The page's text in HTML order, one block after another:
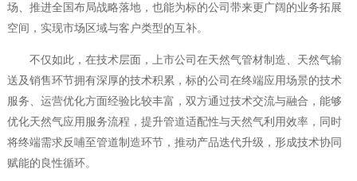
场、推进全国布局战略落地，也能为标的公司带来更广阔的业务拓展
空间，实现市场区域与客户类型的互补。
不仅如此，在技术层面，上市公司在天然气管材制造、天然气输
送及销售环节拥有深厚的技术积累，标的公司在终端应用场景的技术
服务、运营优化方面经验比较丰富，双方通过技术交流与融合，能够
优化天然气应用服务流程，提升管道适配性与天然气利用效率，同时
将终端需求反哺至管道制造环节，推动产品迭代升级，形成技术协同
赋能的良性循环。